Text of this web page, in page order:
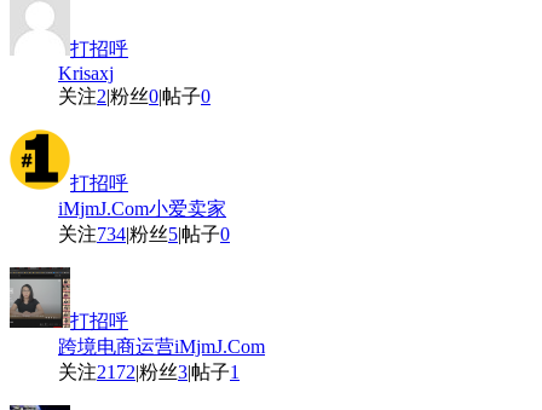
打招呼
Krisaxj
关注2|粉丝0|帖子0
打招呼
iMjmJ.Com小爱卖家
关注734|粉丝5|帖子0
打招呼
跨境电商运营iMjmJ.Com
关注2172|粉丝3|帖子1